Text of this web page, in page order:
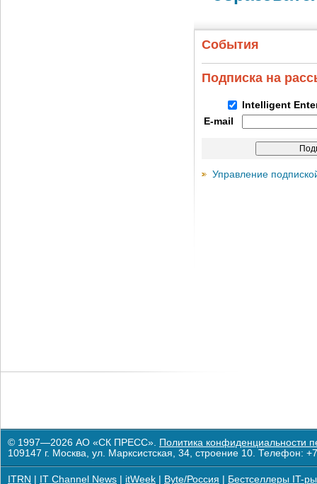
События
Подписка на
Intelligent
E-mail
Управление
© 1997—2026 АО «СК ПРЕСС». Политика конфиденциальности
109147 г. Москва, ул. Марксистская, 34, строение 10. Телефон:
ITRN IT Channel News itWeek Byte/Россия Бестселлеры IT-